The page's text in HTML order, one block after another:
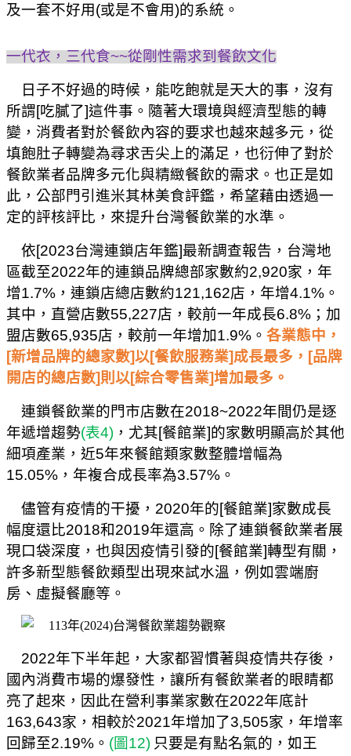
及一套不好用(或是不會用)的系統。
一代衣，三代食~~從剛性需求到餐飲文化
日子不好過的時候，能吃飽就是天大的事，沒有
所謂[吃膩了]這件事。隨著大環境與經濟型態的轉
變，消費者對於餐飲內容的要求也越來越多元，從
填飽肚子轉變為尋求舌尖上的滿足，也衍伸了對於
餐飲業者品牌多元化與精緻餐飲的需求。也正是如
此，公部門引進米其林美食評鑑，希望藉由透過一
定的評核評比，來提升台灣餐飲業的水準。
依[2023台灣連鎖店年鑑]最新調查報告，台灣地
區截至2022年的連鎖品牌總部家數約2,920家，年
增1.7% ，連鎖店總店數約121,162店，年增4.1% 。
其中，直營店數55,227店，較前一年成長6.8% ；加
盟店數65,935店，較前一年增加1.9% 。 各業態中，
[新增品牌的總家數]以[餐飲服務業]成長最多， [品牌
開店的總店數]則以[綜合零售業]增加最多。
連鎖餐飲業的門市店數在2018~2022年間仍是逐
年遞增趨勢(表4) ，尤其[餐館業]的家數明顯高於其他
細項產業，近5年來餐館類家數整體增幅為
15.05% ，年複合成長率為3.57% 。
儘管有疫情的干擾， 2020年的[餐館業]家數成長
幅度還比2018和2019年還高。除了連鎖餐飲業者展
現口袋深度，也與因疫情引發的[餐館業]轉型有關，
許多新型態餐飲類型出現來試水溫，例如雲端廚
房、虛擬餐廳等。
2022年下半年起，大家都習慣著與疫情共存後，
國內消費市場的爆發性，讓所有餐飲業者的眼睛都
亮了起來，因此在營利事業家數在2022年底計
163,643家，相較於2021年增加了3,505家，年增率
回歸至2.19% 。 (圖12) 只要是有點名氣的，如王